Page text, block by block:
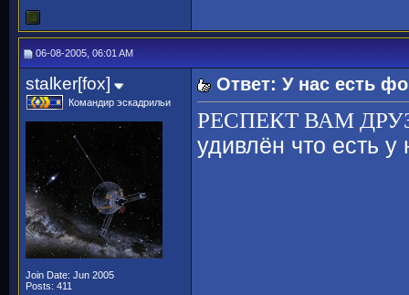
06-08-2005, 06:01 AM
stalker[fox]
Командир эскадрильи
Join Date: Jun 2005
Posts: 411
Ответ: У нас есть
РЕСПЕКТ ВАМ
удивлён что есть